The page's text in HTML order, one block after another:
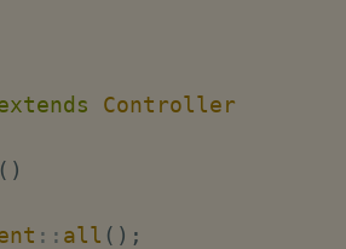
Controller
( )
:: all ( ) ;